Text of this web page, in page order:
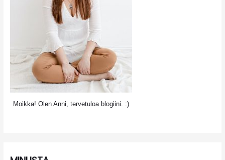
Moikka! Olen Anni, tervetuloa blogiini. :)